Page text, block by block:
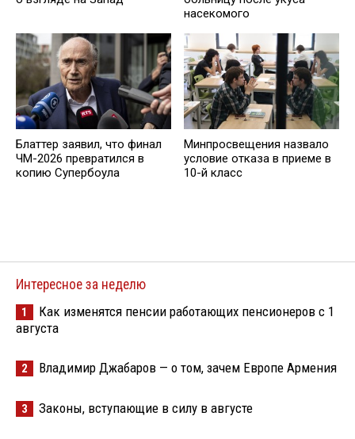
насекомого
Блаттер заявил, что финал
ЧМ-2026 превратился в
копию Супербоула
Минпросвещения назвало
условие отказа в приеме в
10-й класс
Интересное за неделю
1
Как изменятся пенсии работающих пенсионеров с 1
августа
2 Владимир Джабаров — о том, зачем Европе Армения
3 Законы, вступающие в силу в августе